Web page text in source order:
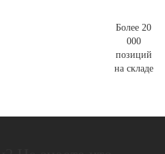
Более 20
000
позиций
на складе